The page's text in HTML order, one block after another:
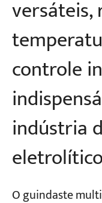
versáteis,
controle
indústria
O guindaste